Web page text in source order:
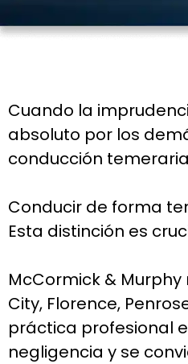
Cuando la
absoluto por los
conducción
Conducir de forma
Esta distinción es
McCormick &
City, Florence,
práctica profesional
negligencia y se